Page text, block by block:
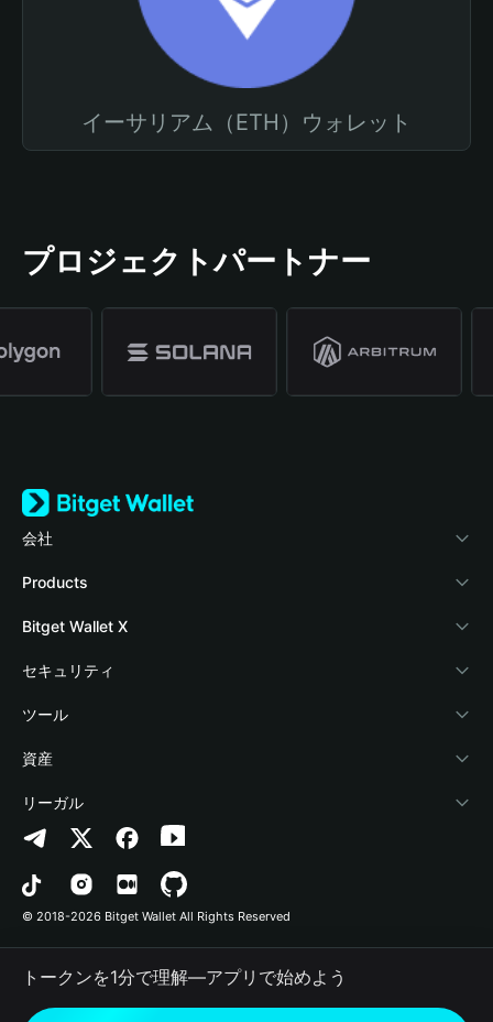
イーサリアム（ETH）ウォレット
プロジェクトパートナー
会社
Bitget Walletについて
ブログ
アカデミー
暗号資産ニュース
Help Center
お問い合わせ
ブランドリソース
キャリア
Products
Crypto Card
Stablecoin Earn
Payfi Crypto
Crypto Swap API
Altcoin Season Index
Prediction Markets
DApp
RWA
Bitget Wallet X
デベロッパー
ウォレットを接続
Bitget Wallet Pay
プロジェクトを掲載
セキュリティ
保護基金
セキュリティ技術
ツール
暗号資産を購入
認証検出
コントラクト検出
一括送金
資産
Arbitrum
Avalanche
Bitcoin
Polygon
リーガル
プライバシーポリシー
利用規約
© 2018-2026 Bitget Wallet All Rights Reserved
トークンを1分で理解―アプリで始めよう